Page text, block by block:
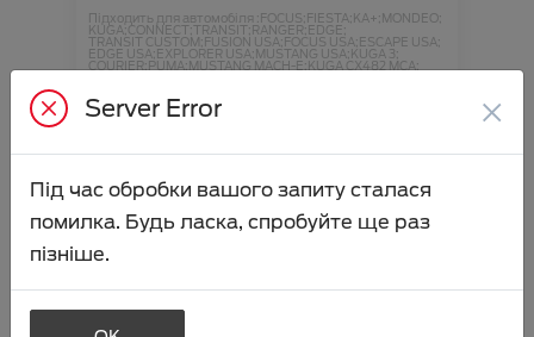
Підходить для автомобіля :FOCUS;FIESTA;KA+;MONDEO;
KUGA;CONNECT;TRANSIT;RANGER;EDGE;
TRANSIT CUSTOM;FUSION USA;FOCUS USA;ESCAPE USA;
EDGE USA;EXPLORER USA;MUSTANG USA;KUGA 3;
COURIER;PUMA;MUSTANG MACH-E;KUGA CX482 MCA;
Server Error ×
Під час обробки вашого запиту сталася
помилка. Будь ласка, спробуйте ще раз
пізніше.